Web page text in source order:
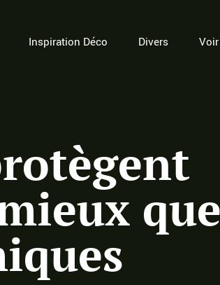
Inspiration Déco Divers